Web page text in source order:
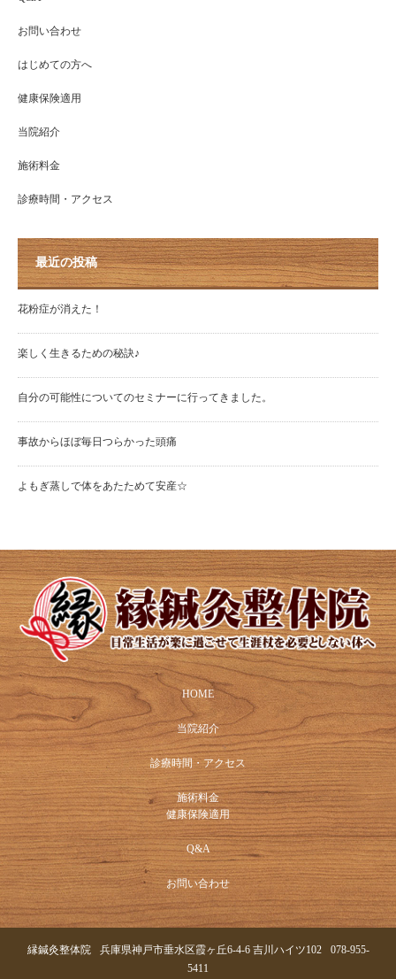
お問い合わせ
はじめての方へ
健康保険適用
当院紹介
施術料金
診療時間・アクセス
最近の投稿
花粉症が消えた！
楽しく生きるための秘訣♪
自分の可能性についてのセミナーに行ってきました。
事故からほぼ毎日つらかった頭痛
よもぎ蒸しで体をあたためて安産☆
HOME
当院紹介
診療時間・アクセス
施術料金
健康保険適用
Q&A
お問い合わせ
縁鍼灸整体院 兵庫県神戸市垂水区霞ヶ丘6-4-6 吉川ハイツ102
078-955-
5411